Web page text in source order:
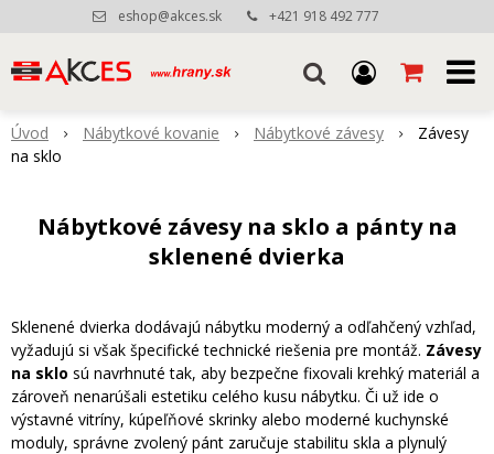
eshop@akces.sk +421 918 492 777
Úvod Nábytkové kovanie Nábytkové závesy
Závesy
na sklo
Nábytkové závesy na sklo a pánty na
sklenené dvierka
Sklenené dvierka dodávajú nábytku moderný a odľahčený vzhľad,
vyžadujú si však špecifické technické riešenia pre montáž. Závesy
na sklo sú navrhnuté tak, aby bezpečne fixovali krehký materiál a
zároveň nenarúšali estetiku celého kusu nábytku. Či už ide o
výstavné vitríny, kúpeľňové skrinky alebo moderné kuchynské
moduly, správne zvolený pánt zaručuje stabilitu skla a plynulý